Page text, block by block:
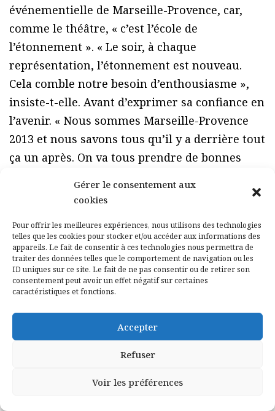
Gérer le consentement aux
cookies
Pour offrir les meilleures expériences, nous utilisons des technologies
telles que les cookies pour stocker et/ou accéder aux informations des
appareils. Le fait de consentir à ces technologies nous permettra de
traiter des données telles que le comportement de navigation ou les
ID uniques sur ce site. Le fait de ne pas consentir ou de retirer son
consentement peut avoir un effet négatif sur certaines
caractéristiques et fonctions.
Accepter
Refuser
Voir les préférences
événementielle de Marseille-Provence, car,
comme le théâtre, « c’est l’école de
l’étonnement ». « Le soir, à chaque
représentation, l’étonnement est nouveau.
Cela comble notre besoin d’enthousiasme »,
insiste-t-elle. Avant d’exprimer sa confiance en
l’avenir. « Nous sommes Marseille-Provence
2013 et nous savons tous qu’il y a derrière tout
ça un après. On va tous prendre de bonnes
entreprises et ce flux d’argent peut aller vers
Makeïeff.
Et Stéphan Brousse de dresser un parallèle
entre le théâtre et le monde de l’entreprise. «
Le chef d’entreprise doit preuve d’imagination,
projet collectif. Il y a un objectif financier qui
n’est pas le premier : ce qu’on partage avec les
salariés, c’est le projet d’entreprise. Et il faut
que chacun voie ce que ça peut lui apporter.